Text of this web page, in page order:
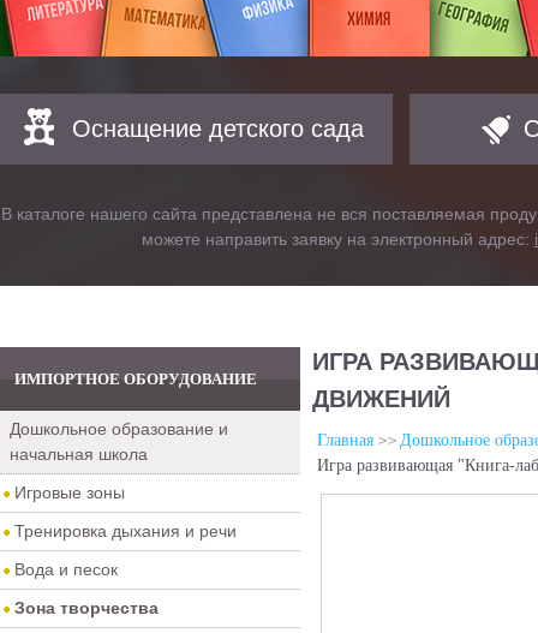
Оснащение детского сада
В каталоге нашего сайта представлена не вся поставляемая
можете направить заявку на электронный адрес:
ИМПОРТНОЕ ОБОРУДОВАНИЕ
Дошкольное образование и
начальная школа
Игровые зоны
Тренировка дыхания и речи
Вода и песок
Зона творчества
ИГРА
ДВИЖЕНИЙ
Главная
Дошкольное
Игра развивающая "Книга-